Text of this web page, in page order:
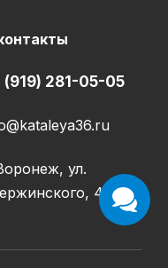
(919) 281-05-05
ул.
4